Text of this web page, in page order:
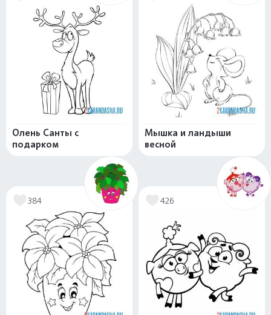
Олень Санты с
подарком
Мышка и ландыши
весной
384 426